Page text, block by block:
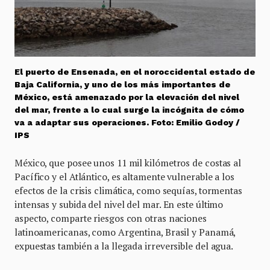
El puerto de Ensenada, en el noroccidental estado de
Baja California, y uno de los más importantes de
México, está amenazado por la elevación del nivel
del mar, frente a lo cual surge la incógnita de cómo
va a adaptar sus operaciones. Foto: Emilio Godoy /
IPS
México, que posee unos 11 mil kilómetros de costas al
Pacífico y el Atlántico, es altamente vulnerable a los
efectos de la crisis climática, como sequías, tormentas
intensas y subida del nivel del mar. En este último
aspecto, comparte riesgos con otras naciones
latinoamericanas, como Argentina, Brasil y Panamá,
expuestas también a la llegada irreversible del agua.